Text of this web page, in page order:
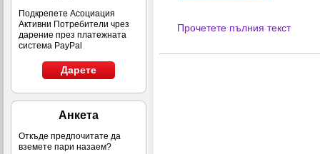
Подкрепете Асоциация
Активни Потребители чрез
дарение през платежната
система PayPal
Дарете
Анкета
Откъде предпочитате да
вземете пари назаем?
Прочетете пълния текст